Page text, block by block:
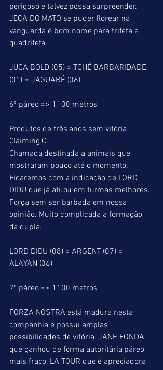
perigoso e talvez possa surpreender.
JECA DO MATO se puder florear na
vanguarda é bom nome para trifeta e
quadrifeta.
JUCA BOLD (05) = TCHÊ BARBARIDADE
(01) = JAGUARÉ (06)
6º páreo => 1100 metros
Produtos de três anos sem vitória
Claiming C
Chamada destinada a animais que
mostraram pouco até o momento.
Ficaremos com a indicação de LORD
DIDU que já atuou em turmas melhores.
Força sem ser barbada em nossa
opinião. Muito complicada a formação
da dupla.
LORD DIDU (08) = ARGENT (07) =
ALAYAN (06)
7º páreo => 1100 metros
FORZA NOSTRA está madura nesta
companhia e possui amplas
possibilidades de vitória. JANE FONDA
que ganhou de forma autoritária páreo
mais fraco, LA TOUR que é apreciadora